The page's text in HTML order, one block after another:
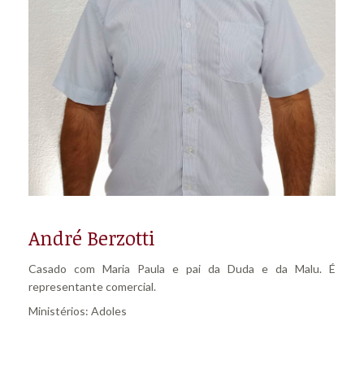
André Berzotti
Casado com Maria Paula e pai da Duda e da Malu. É
representante comercial.
Ministérios: Adoles